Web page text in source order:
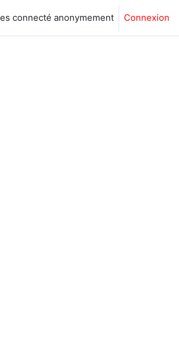
connecté anonymement Connexion